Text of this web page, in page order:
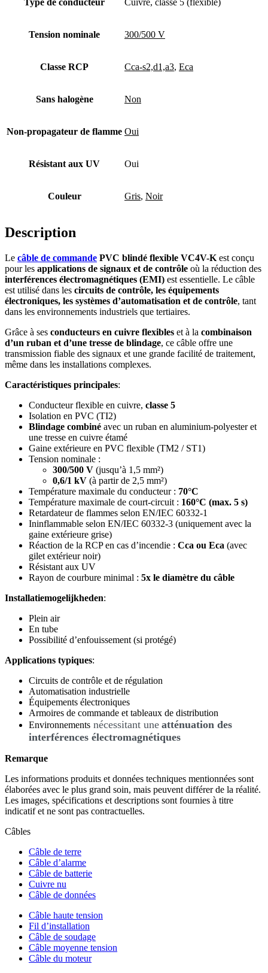
Tension nominale 300/500 V
Classe RCP Cca-s2,d1,a3, Eca
Sans halogène Non
Non-propagateur de flamme Oui
Résistant aux UV Oui
Couleur Gris, Noir
Description
Le câble de commande PVC blindé flexible VC4V-K est conçu
pour les applications de signaux et de contrôle où la réduction des
interférences électromagnétiques (EMI) est essentielle. Le câble
est utilisé dans les circuits de contrôle, les équipements
électroniques, les systèmes d’automatisation et de contrôle, tant
dans les environnements industriels que tertiaires.
Grâce à ses conducteurs en cuivre flexibles et à la combinaison
d’un ruban et d’une tresse de blindage, ce câble offre une
transmission fiable des signaux et une grande facilité de traitement,
même dans les installations complexes.
Caractéristiques principales:
Conducteur flexible en cuivre, classe 5
Isolation en PVC (TI2)
Blindage combiné avec un ruban en aluminium-polyester et
une tresse en cuivre étamé
Gaine extérieure en PVC flexible (TM2 / ST1)
Tension nominale :
300/500 V (jusqu’à 1,5 mm²)
0,6/1 kV (à partir de 2,5 mm²)
Température maximale du conducteur : 70°C
Température maximale de court-circuit : 160°C (max. 5 s)
Retardateur de flammes selon EN/IEC 60332-1
Ininflammable selon EN/IEC 60332-3 (uniquement avec la
gaine extérieure grise)
Réaction de la RCP en cas d’incendie : Cca ou Eca (avec
gilet extérieur noir)
Résistant aux UV
Rayon de courbure minimal : 5x le diamètre du câble
Installatiemogelijkheden:
Plein air
En tube
Possibilité d’enfouissement (si protégé)
Applications typiques:
Circuits de contrôle et de régulation
Automatisation industrielle
Équipements électroniques
Armoires de commande et tableaux de distribution
Environnements nécessitant une atténuation des
interférences électromagnétiques
Remarque
Les informations produits et données techniques mentionnées sont
élaborées avec le plus grand soin, mais peuvent différer de la réalité.
Les images, spécifications et descriptions sont fournies à titre
indicatif et ne sont pas contractuelles.
Câbles
Câble de terre
Câble d’alarme
Câble de batterie
Cuivre nu
Câble de données
Câble haute tension
Fil d’installation
Câble de soudage
Câble moyenne tension
Câble du moteur